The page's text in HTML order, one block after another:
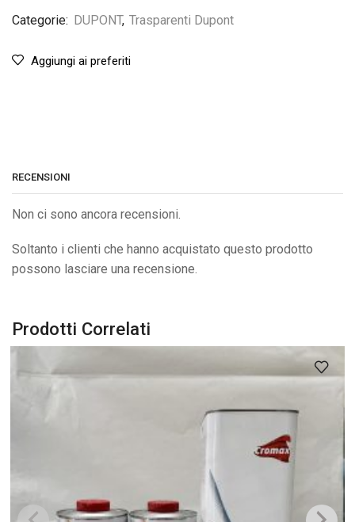
Categorie: DUPONT, Trasparenti Dupont
Aggiungi ai preferiti
RECENSIONI
Non ci sono ancora recensioni.
Soltanto i clienti che hanno acquistato questo prodotto
possono lasciare una recensione.
Prodotti Correlati